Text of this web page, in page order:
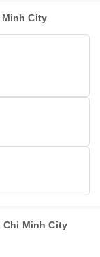
City
Chi Minh City